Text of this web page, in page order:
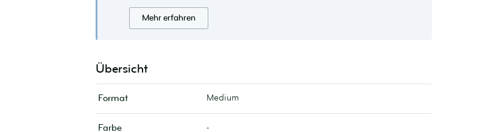
Mehr erfahren
Übersicht
Format Medium
Farbe -